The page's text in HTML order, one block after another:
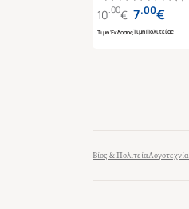
10 00€
Τιμή Έκδοσης
7.00€
Τιμή Πολιτείας
Βίος & ΠολιτείαΛογοτεχνία